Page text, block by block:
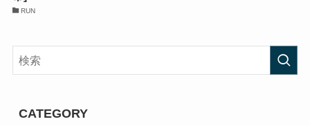
RUN
CATEGORY